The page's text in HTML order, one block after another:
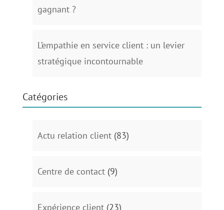
gagnant ?
L’empathie en service client : un levier
stratégique incontournable
Catégories
Actu relation client(83)
Centre de contact(9)
Expérience client(23)